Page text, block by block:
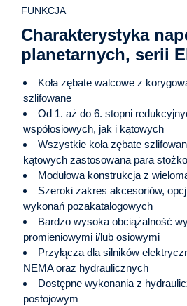
FUNKCJA
Charakterystyka
planetarnych, serii
Koła zębate walcowe z
szlifowane
Od 1. aż do 6. stopni
współosiowych, jak i kątowych
Wszystkie koła zębate
kątowych zastosowana para
Modułowa konstrukcja z
Szeroki zakres akcesoriów,
wykonań pozakatalogowych
Bardzo wysoka obciążalność
promieniowymi i/lub osiowymi
Przyłącza dla silników
NEMA oraz hydraulicznych
Dostępne wykonania z
postojowym